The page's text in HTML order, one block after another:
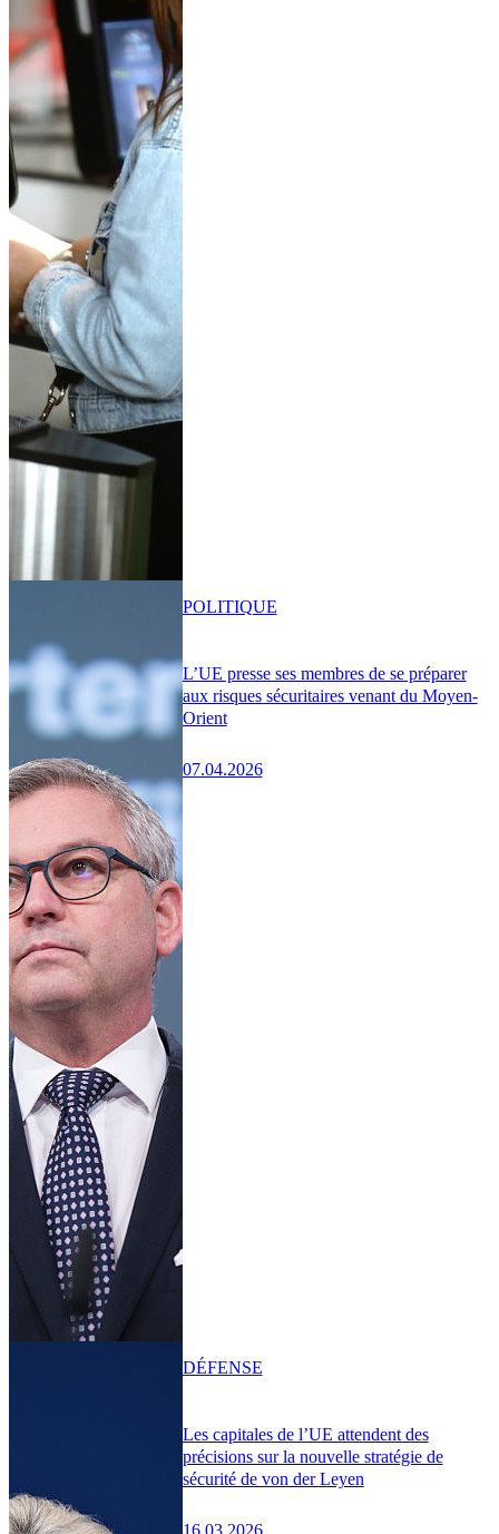
L’UE presse ses membres de se préparer
aux risques sécuritaires venant du Moyen-
Orient
07.04.2026
POLITIQUE
Les capitales de l’UE attendent des
précisions sur la nouvelle stratégie de
sécurité de von der Leyen
16.03.2026
DÉFENSE